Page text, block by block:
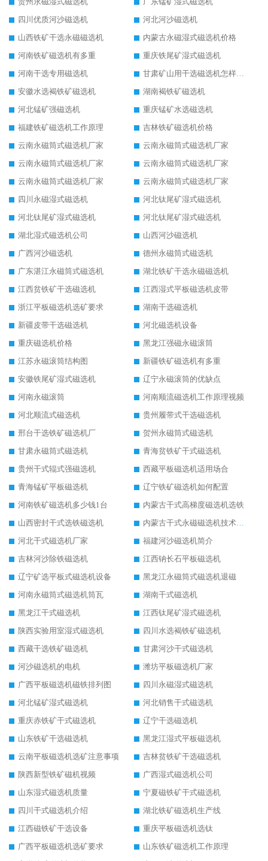
四川优质河沙磁选机
河北河沙磁选机
山西铁矿干选永磁磁选机
内蒙古永磁湿式磁选机价格
河南铁矿磁选机有多重
重庆铁尾矿湿式磁选机
河南干选专用磁选机
甘肃矿山用干选磁选机怎样调磁
安徽水选褐铁矿磁选机
湖南褐铁矿磁选机
河北锰矿强磁选机
重庆锰矿水选磁选机
福建铁矿磁选机工作原理
吉林铁矿磁选机价格
云南永磁筒式磁选机厂家
云南永磁筒式磁选机厂家
云南永磁筒式磁选机厂家
云南永磁筒式磁选机厂家
云南永磁筒式磁选机厂家
云南永磁筒式磁选机厂家
四川永磁湿式磁选机
河北钛尾矿湿式磁选机
河北钛尾矿湿式磁选机
河北钛尾矿湿式磁选机
湖北湿式磁选机公司
山西河沙磁选机
广西河沙磁选机
德州永磁筒式磁选机
广东湛江永磁筒式磁选机
湖北铁矿干选永磁磁选机
江西贫铁矿干选磁选机
江西湿式平板磁选机皮带
浙江平板磁选机选矿要求
湖南干选磁选机
新疆皮带干选磁选机
河北磁选机设备
重庆磁选机价格
黑龙江强磁永磁滚筒
江苏永磁滚筒结构图
新疆铁矿磁选机有多重
安徽铁尾矿湿式磁选机
辽宁永磁滚筒的优缺点
河南永磁滚筒
河南顺流磁选机工作原理视频
河北顺流式磁选机
贵州履带式干选磁选机
邢台干选铁矿磁选机厂
贺州永磁筒式磁选机
甘肃永磁筒式磁选机
青海贫铁矿干式磁选机
贵州干式辊式强磁选机
西藏平板磁选机适用场合
青海锰矿平板磁选机
辽宁铁矿磁选机如何配置
河南铁矿磁选机多少钱1台
内蒙古干式高梯度磁选机选铁
山西密封干式选铁磁选机
内蒙古干式永磁磁选机技术要求
河北干式磁选机厂家
福建河沙磁选机简介
吉林河沙除铁磁选机
江西钠长石平板磁选机
辽宁矿选平板式磁选机设备
黑龙江永磁筒式磁选机退磁
河南永磁筒式磁选机筒瓦
湖南干式磁选机
黑龙江干式磁选机
江西钛尾矿湿式磁选机
陕西实验用室湿式磁选机
四川水选褐铁矿磁选机
西藏干选铁矿磁选机
甘肃河沙干式磁选机
河沙磁选机的电机
潍坊平板磁选机厂家
广西平板磁选机磁铁排列图
四川永磁湿式磁选机
河北锰矿湿式磁选机
河北销售干式磁选机
重庆赤铁矿干式磁选机
辽宁干选磁选机
山东铁矿干选磁选机
黑龙江湿式平板磁选机
云南平板磁选机选矿注意事项
吉林贫铁矿干选磁选机
陕西新型铁矿磁机视频
广西湿式磁选机公司
山东湿式磁选机质量
宁夏磁铁矿干式磁选机
四川干式磁选机介绍
湖北铁矿磁选机生产线
江西磁铁矿干选设备
重庆平板磁选机选钛
广西平板磁选机选矿要求
山东铁矿磁选机工作原理